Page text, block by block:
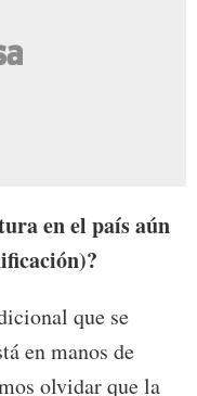
en el país aún
que se
en manos de
olvidar que la